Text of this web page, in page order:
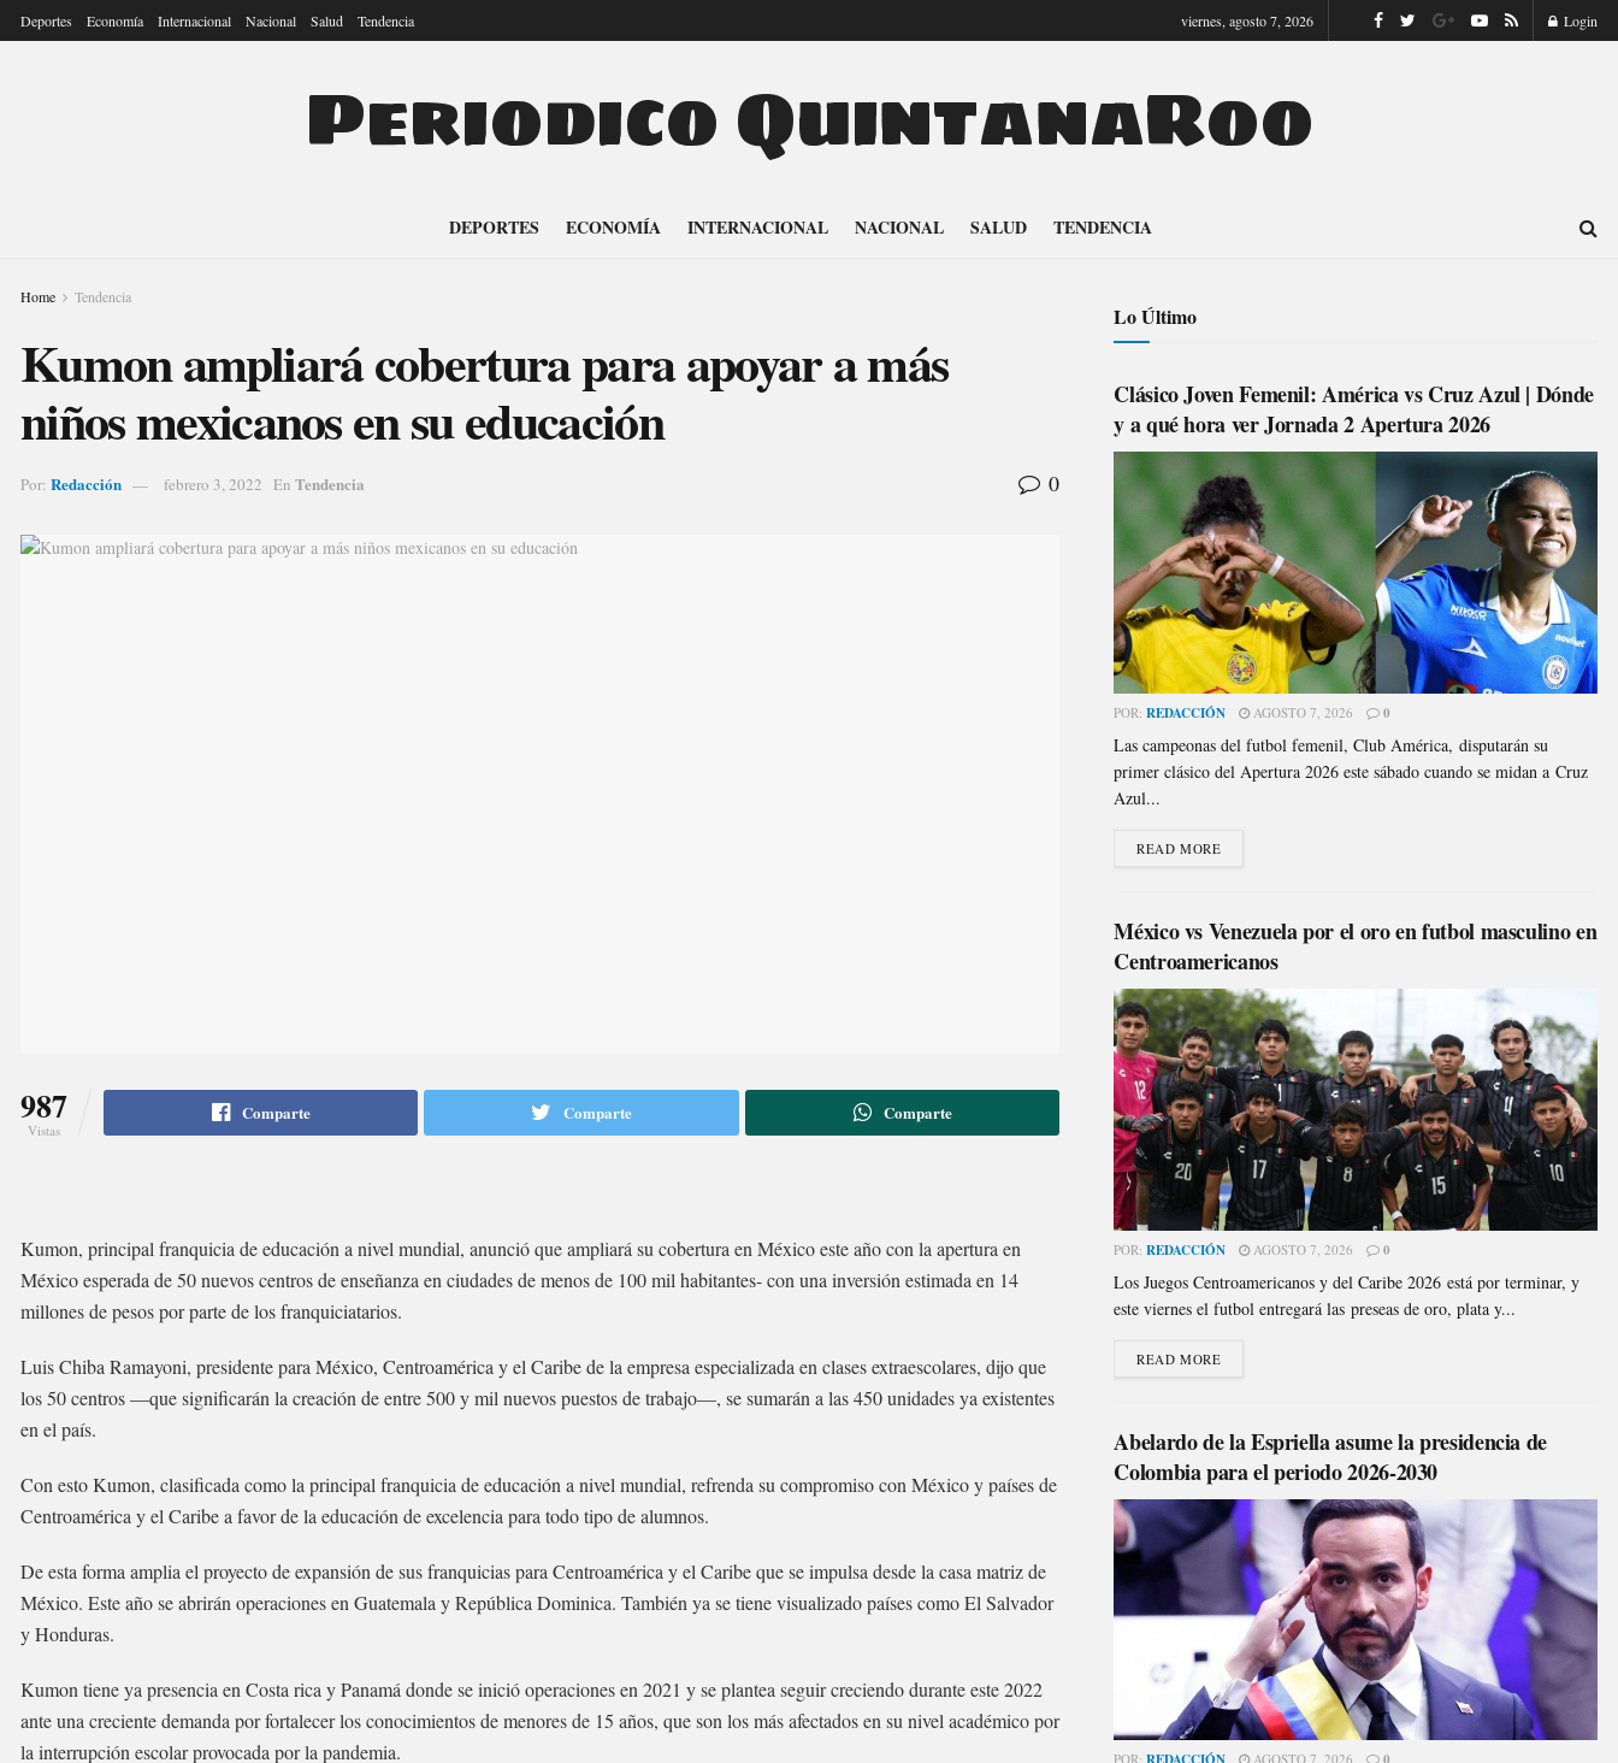
Deportes Economía Internacional Nacional Salud Tendencia viernes, agosto 7, 2026 Login
Periodico QuintanaRoo
DEPORTES ECONOMÍA INTERNACIONAL NACIONAL SALUD TENDENCIA
Home Tendencia
Kumon ampliará cobertura para apoyar a más
niños mexicanos en su educación
Por: Redacción febrero 3, 2022 En Tendencia 0
987
Vistas
Comparte Comparte Comparte
Kumon, principal franquicia de educación a nivel mundial, anunció que ampliará su cobertura en México este año con la apertura en
México esperada de 50 nuevos centros de enseñanza en ciudades de menos de 100 mil habitantes- con una inversión estimada en 14
millones de pesos por parte de los franquiciatarios.
Luis Chiba Ramayoni, presidente para México, Centroamérica y el Caribe de la empresa especializada en clases extraescolares, dijo que
los 50 centros —que significarán la creación de entre 500 y mil nuevos puestos de trabajo—, se sumarán a las 450 unidades ya existentes
en el país.
Con esto Kumon, clasificada como la principal franquicia de educación a nivel mundial, refrenda su compromiso con México y países de
Centroamérica y el Caribe a favor de la educación de excelencia para todo tipo de alumnos.
De esta forma amplia el proyecto de expansión de sus franquicias para Centroamérica y el Caribe que se impulsa desde la casa matriz de
México. Este año se abrirán operaciones en Guatemala y República Dominica. También ya se tiene visualizado países como El Salvador
y Honduras.
Kumon tiene ya presencia en Costa rica y Panamá donde se inició operaciones en 2021 y se plantea seguir creciendo durante este 2022
ante una creciente demanda por fortalecer los conocimientos de menores de 15 años, que son los más afectados en su nivel académico por
la interrupción escolar provocada por la pandemia.
Lo Último
Clásico Joven Femenil: América vs Cruz Azul | Dónde
y a qué hora ver Jornada 2 Apertura 2026
POR: REDACCIÓN AGOSTO 7, 2026 0
Las campeonas del futbol femenil, Club América, disputarán su
primer clásico del Apertura 2026 este sábado cuando se midan a Cruz
Azul...
READ MORE
México vs Venezuela por el oro en futbol masculino en
Centroamericanos
POR: REDACCIÓN AGOSTO 7, 2026 0
Los Juegos Centroamericanos y del Caribe 2026 está por terminar, y
este viernes el futbol entregará las preseas de oro, plata y...
READ MORE
Abelardo de la Espriella asume la presidencia de
Colombia para el periodo 2026-2030
POR: AGOSTO 7, 2026